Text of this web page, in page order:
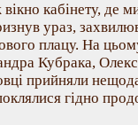
кабінету, де
ураз,
плацу. На
Кубрака,
прийняли
гідно